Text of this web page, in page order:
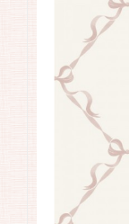
Ширина
Материал
Материал
Раппорт: